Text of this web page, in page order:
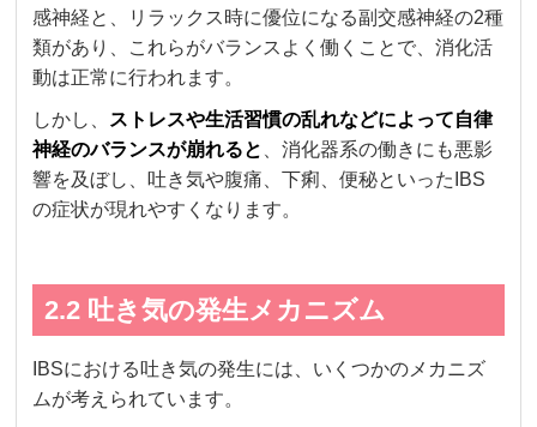
感神経と、リラックス時に優位になる副交感神経の2種
類があり、これらがバランスよく働くことで、消化活
動は正常に行われます。
しかし、
ストレスや生活習慣の乱れなどによって自律
神経のバランスが崩れると
、消化器系の働きにも悪影
響を及ぼし、吐き気や腹痛、下痢、便秘といったIBS
の症状が現れやすくなります。
2.2 吐き気の発生メカニズム
IBSにおける吐き気の発生には、いくつかのメカニズ
ムが考えられています。